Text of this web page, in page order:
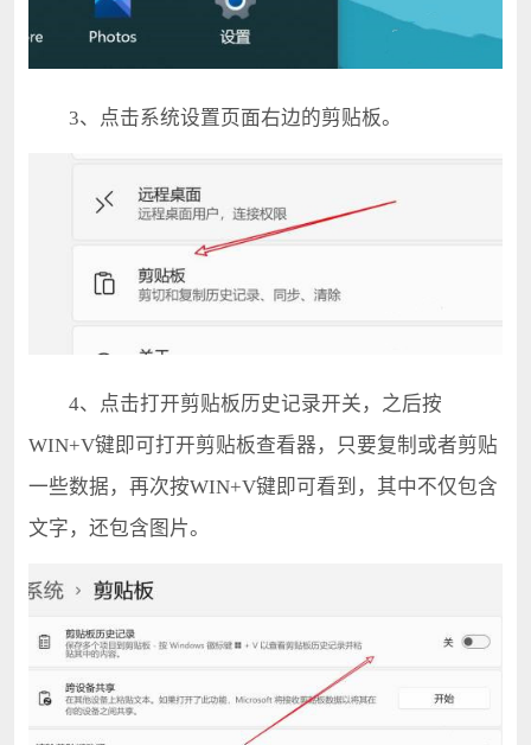
3、点击系统设置页面右边的剪贴板。
4、点击打开剪贴板历史记录开关，之后按
WIN+V键即可打开剪贴板查看器，只要复制或者剪贴
一些数据，再次按WIN+V键即可看到，其中不仅包含
文字，还包含图片。